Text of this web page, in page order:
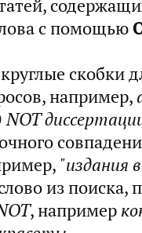
с помощью
скобки
например,
NOT
"издания
из поиска,
, например